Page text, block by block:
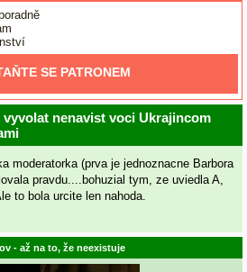
SE PATRONEM
nenavist voci Ukrajincom
moderatorka (prva je jednoznacne Barbora
pravdu....bohuzial tym, ze uviedla A,
to bola urcite len nahoda.
- až na to, že neexistuje